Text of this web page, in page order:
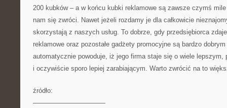
200 kubków – a w końcu kubki reklamowe są zawsze czymś
nam się zwróci. Nawet jeżeli rozdamy je dla całkowicie
skorzystają z naszych usług. To dobrze, gdy przedsiębiorca
reklamowe oraz pozostałe gadżety promocyjne są bardzo
automatycznie powoduje, iż jego firma staje się o wiele
i oczywiście sporo lepiej zarabiającym. Warto zwrócić na to
źródło:
———————————